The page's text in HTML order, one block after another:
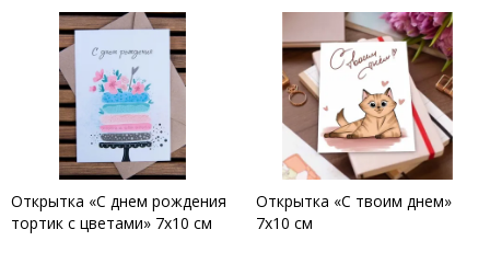
Открытка «С днем рождения
тортик с цветами» 7х10 см
Открытка «С твоим днем»
7х10 см